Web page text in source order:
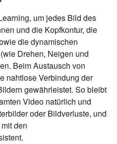
um jedes Bild des
und die Kopfkontur, die
die dynamischen
Drehen, Neigen und
Beim Austausch von
nahtlose Verbindung der
gewährleistet. So bleibt
Video natürlich und
oder Bildverluste, und
den